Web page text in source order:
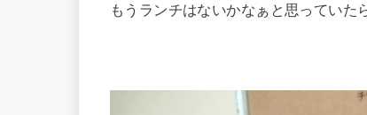
もうランチはないかなぁと思っていた